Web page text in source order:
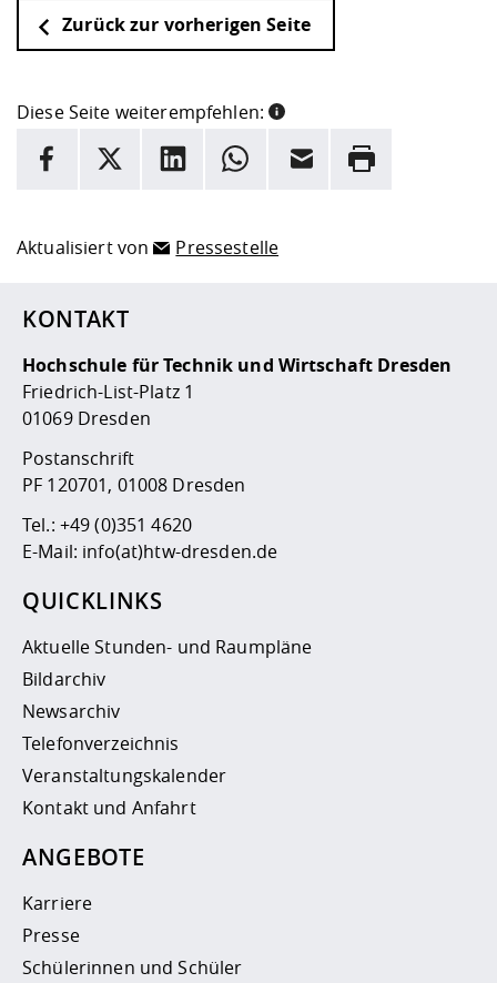
Zurück zur vorherigen Seite
Diese Seite weiterempfehlen:
INFORMATION
Facebook
X LinkedInWhatsappE-Mail Drucken
Aktualisiert von Pressestelle
KONTAKT
Hochschule für Technik und Wirtschaft Dresden
Friedrich-List-Platz 1
01069 Dresden
Postanschrift
PF 120701, 01008 Dresden
Tel.: +49 (0)351 4620
E-Mail: info(at)htw-dresden.de
QUICKLINKS
Aktuelle Stunden- und Raumpläne
Bildarchiv
Newsarchiv
Telefonverzeichnis
Veranstaltungskalender
Kontakt und Anfahrt
ANGEBOTE
Karriere
Presse
Schülerinnen und Schüler